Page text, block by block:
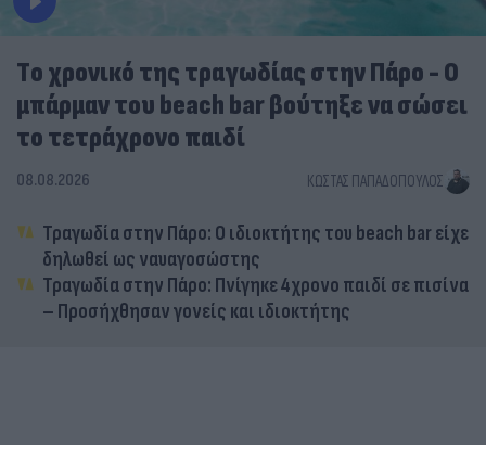
Tο χρονικό της τραγωδίας στην Πάρο - Ο
μπάρμαν του beach bar βούτηξε να σώσει
το τετράχρονο παιδί
08.08.2026 ΚΏΣΤΑΣ ΠΑΠΑΔΌΠΟΥΛΟΣ
Τραγωδία στην Πάρο: Ο ιδιοκτήτης του beach bar είχε
δηλωθεί ως ναυαγοσώστης
Τραγωδία στην Πάρο: Πνίγηκε 4χρονο παιδί σε πισίνα
– Προσήχθησαν γονείς και ιδιοκτήτης